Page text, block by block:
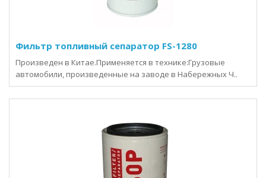
Фильтр топливный сепаратор FS-1280
Произведен в Китае.Применяется в технике:Грузовые
автомобили, произведенные на заводе в Набережных Ч..